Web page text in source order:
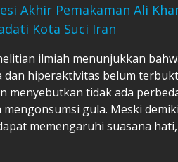
Akhir Pemakaman Ali
Kota Suci Iran
ilmiah menunjukkan
hiperaktivitas belum
menyebutkan tidak ada
gula. Meski
memengaruhi suasana